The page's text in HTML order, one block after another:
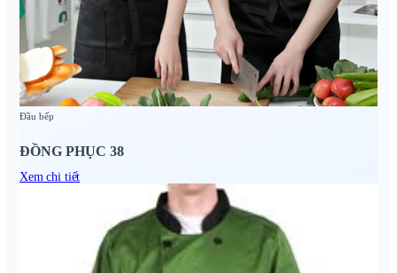
Đầu bếp
ĐỒNG PHỤC 38
Xem chi tiết